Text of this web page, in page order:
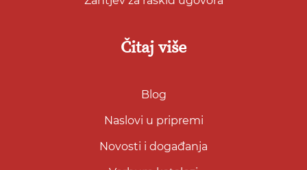
Čitaj više
Blog
Naslovi u pripremi
Novosti i događanja